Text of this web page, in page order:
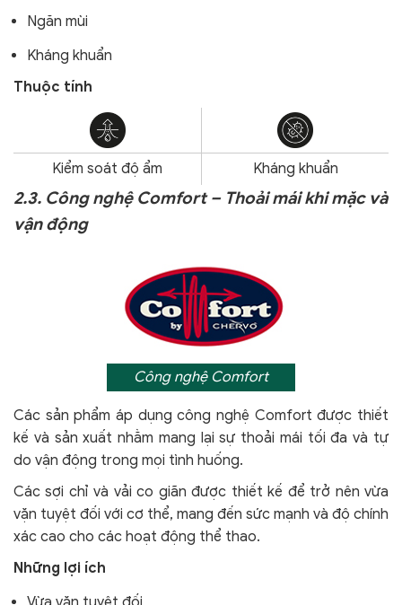
Ngăn mùi
Kháng khuẩn
Thuộc tính
Kiểm soát độ ẩm Kháng khuẩn
2.3. Công nghệ Comfort – Thoải mái khi mặc và
vận động
Công nghệ Comfort
Các sản phẩm áp dụng công nghệ Comfortđược thiết
kế và sản xuất nhằm mang lại sự thoải mái tối đa và tự
do vận động trong mọi tình huống.
Các sợi chỉ và vải co giãn được thiết kế để trở nên vừa
vặn tuyệt đối với cơ thể, mang đến sức mạnh và độ chính
xác cao cho các hoạt động thể thao.
Những lợi ích